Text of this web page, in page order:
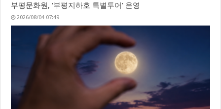
부평문화원, ‘부평지하호 특별투어’ 운영
2026/08/04 07:49